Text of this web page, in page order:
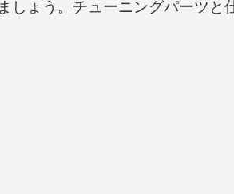
ょう。チューニングパーツ